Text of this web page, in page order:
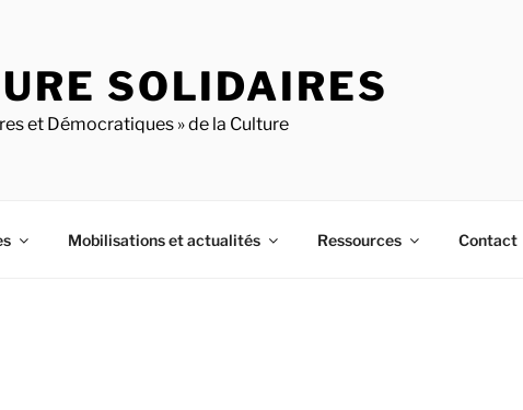
SOLIDAIRES
et Démocratiques » de la Culture
Mobilisations et actualités Ressources Contact